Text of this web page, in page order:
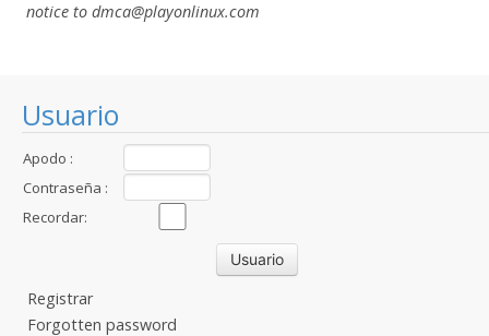
Usuario
Apodo :
Contraseña :
Recordar:
Registrar
Forgotten password
notice to dmca@playonlinux.com